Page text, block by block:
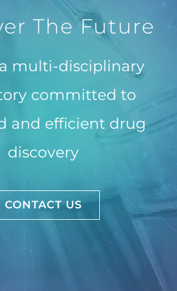
The Future
multi-disciplinary
committed to
and efficient drug
discovery
CONTACT US